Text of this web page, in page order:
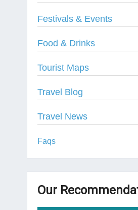
Festivals & Events
Food & Drinks
Tourist Maps
Travel Blog
Travel News
Faqs
Our